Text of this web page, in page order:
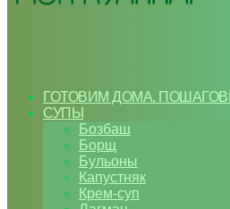
ГОТОВИМ ДОМА.
СУПЫ
Бозбаш
Борщ
Бульоны
Капустняк
Крем-суп